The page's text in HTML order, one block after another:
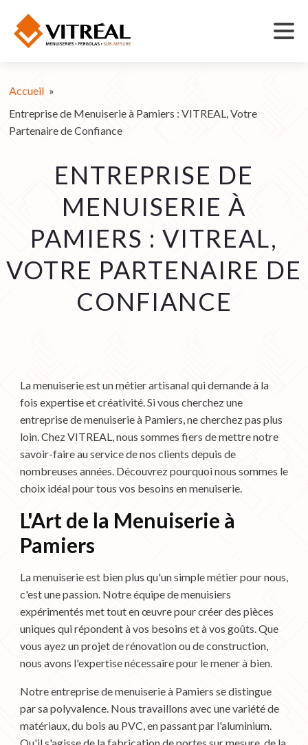
Accueil »
Entreprise de Menuiserie à Pamiers : VITREAL, Votre
Partenaire de Confiance
ENTREPRISE DE
MENUISERIE À
PAMIERS : VITREAL,
VOTRE PARTENAIRE DE
CONFIANCE
La menuiserie est un métier artisanal qui demande à la
fois expertise et créativité. Si vous cherchez une
entreprise de menuiserie à Pamiers, ne cherchez pas plus
loin. Chez VITREAL, nous sommes fiers de mettre notre
savoir-faire au service de nos clients depuis de
nombreuses années. Découvrez pourquoi nous sommes le
choix idéal pour tous vos besoins en menuiserie.
L'Art de la Menuiserie à
Pamiers
La menuiserie est bien plus qu'un simple métier pour nous,
c'est une passion. Notre équipe de menuisiers
expérimentés met tout en œuvre pour créer des pièces
uniques qui répondent à vos besoins et à vos goûts. Que
vous ayez un projet de rénovation ou de construction,
nous avons l'expertise nécessaire pour le mener à bien.
Notre entreprise de menuiserie à Pamiers se distingue
par sa polyvalence. Nous travaillons avec une variété de
matériaux, du bois au PVC, en passant par l'aluminium.